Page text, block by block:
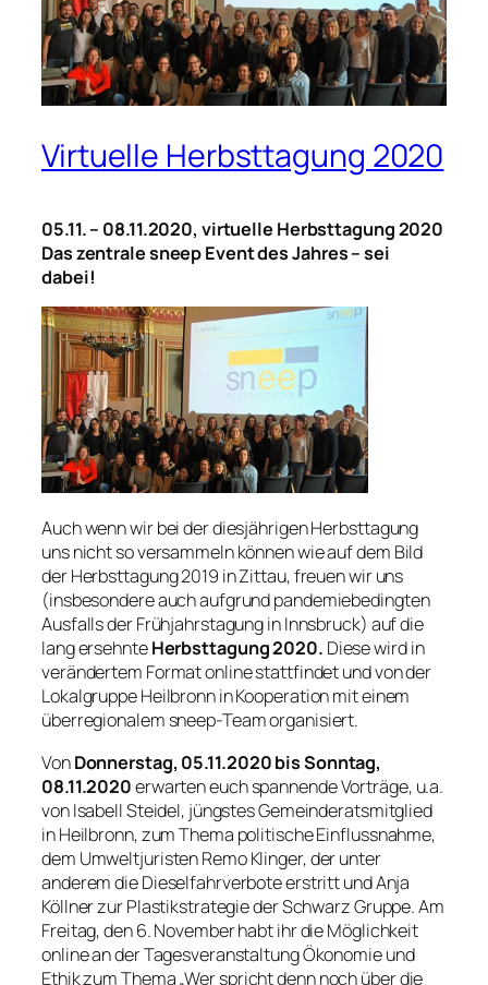
Virtuelle Herbsttagung 2020
05.11. – 08.11.2020, virtuelle Herbsttagung 2020
Das zentrale sneep Event des Jahres – sei
dabei!
Auch wenn wir bei der diesjährigen Herbsttagung
uns nicht so versammeln können wie auf dem Bild
der Herbsttagung 2019 in Zittau, freuen wir uns
(insbesondere auch aufgrund pandemiebedingten
Ausfalls der Frühjahrstagung in Innsbruck) auf die
lang ersehnteHerbsttagung 2020. Diese wird in
verändertem Format online stattfindet und von der
Lokalgruppe Heilbronn in Kooperation mit einem
überregionalem sneep-Team organisiert.
VonDonnerstag, 05.11.2020 bis Sonntag,
08.11.2020erwarten euch spannende Vorträge, u.a.
von Isabell Steidel, jüngstes Gemeinderatsmitglied
in Heilbronn, zum Thema politische Einflussnahme,
dem Umweltjuristen Remo Klinger, der unter
anderem die Dieselfahrverbote erstritt und Anja
Köllner zur Plastikstrategie der Schwarz Gruppe. Am
Freitag, den 6. November habt ihr die Möglichkeit
online an der Tagesveranstaltung Ökonomie und
Ethikzum Thema „Wer spricht denn noch über die